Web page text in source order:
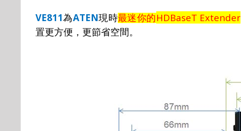
VE811為ATEN現時最迷你的HDBaseT Extender
置更方便，更節省空間。